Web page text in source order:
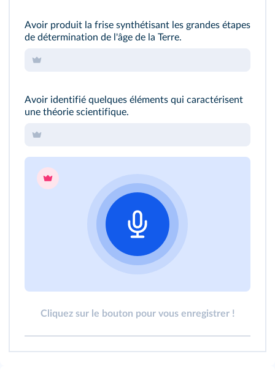
Avoir produit la frise synthétisant les grandes étapes
de détermination de l'âge de la Terre.
Avoir identifié quelques éléments qui caractérisent
une théorie scientifique.
Cliquez sur le bouton pour vous enregistrer !